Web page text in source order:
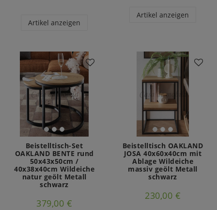
Artikel anzeigen
Artikel anzeigen
Beistelltisch-Set
OAKLAND BENTE rund
50x43x50cm /
40x38x40cm Wildeiche
natur geölt Metall
schwarz
379,00 €
Beistelltisch OAKLAND
JOSA 40x60x40cm mit
Ablage Wildeiche
massiv geölt Metall
schwarz
230,00 €